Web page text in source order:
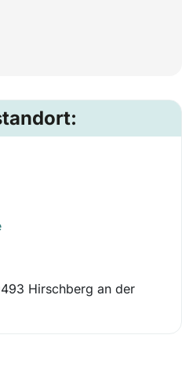
Hirschberg an der